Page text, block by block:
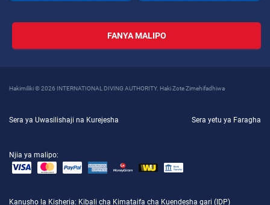
FANYA MALIPO
Hakimiliki © 2026 INTERNATIONAL DIVING AUTHORITY. Haki Zote Zimehifadhiwa
Sera ya Uwasilishaji na Kurejesha Sera yetu ya Faragha
Njia ya malipo:
Kanusho la Kisheria: Kibali cha Kimataifa cha Kuendesha gari (IDP)